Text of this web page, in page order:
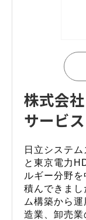
株式会
サービス
日立システ
と東京電力
ルギー分野
積んできま
ム構築から
造業、卸売業